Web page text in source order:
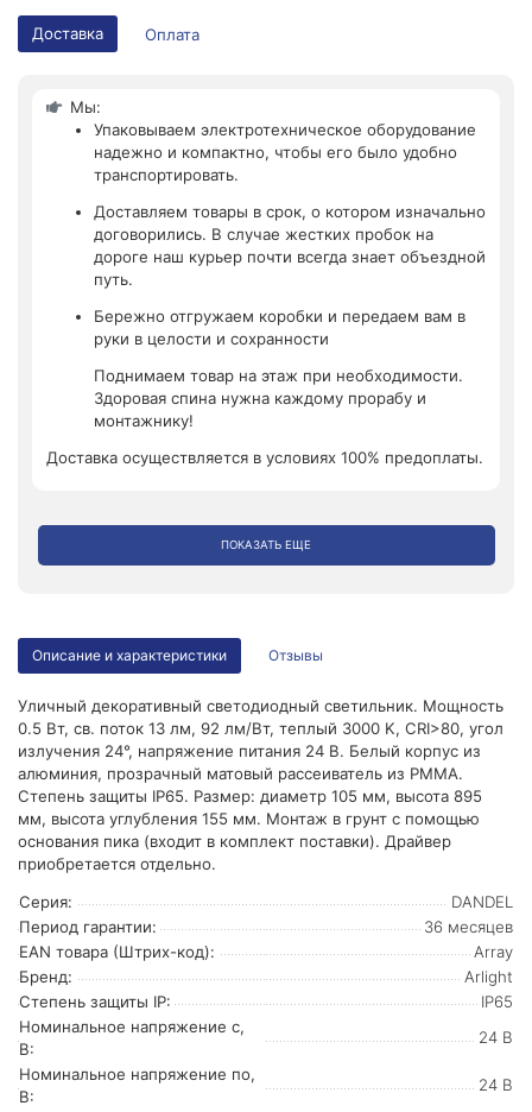
Доставка Оплата
Мы:
Упаковываем электротехническое оборудование
надежно и компактно, чтобы его было удобно
транспортировать.
Доставляем товары в срок, о котором изначально
договорились. В случае жестких пробок на
дороге наш курьер почти всегда знает объездной
путь.
Бережно отгружаем коробки и передаем вам в
руки в целости и сохранности
Поднимаем товар на этаж при необходимости.
Здоровая спина нужна каждому прорабу и
монтажнику!
Доставка осуществляется в условиях 100% предоплаты.
ПОКАЗАТЬ ЕЩЕ
Описание и характеристики Отзывы
Уличный декоративный светодиодный светильник. Мощность
0.5 Вт, св. поток 13 лм, 92 лм/Вт, теплый 3000 K, CRI>80, угол
излучения 24°, напряжение питания 24 В. Белый корпус из
алюминия, прозрачный матовый рассеиватель из PMMA.
Степень защиты IP65. Размер: диаметр 105 мм, высота 895
мм, высота углубления 155 мм. Монтаж в грунт с помощью
основания пика (входит в комплект поставки). Драйвер
приобретается отдельно.
Серия:
DANDEL
Период гарантии:
36 месяцев
EAN товара (Штрих-код):
Array
Бренд:
Arlight
Степень защиты IP:
IP65
Номинальное напряжение с,
В:
24 В
Номинальное напряжение по,
В:
24 В